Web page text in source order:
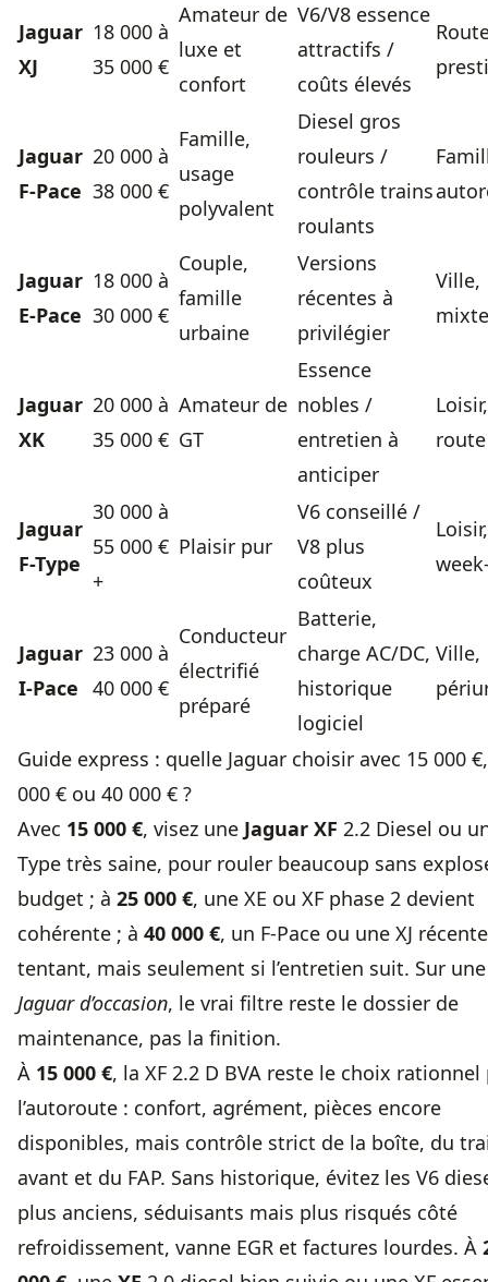
Jaguar
XJ
18 000 à
35 000 €
Amateur de
luxe et
confort
V6/V8 essence
attractifs /
coûts élevés
Jaguar
F-Pace
20 000 à
38 000 €
Famille,
usage
polyvalent
Diesel gros
rouleurs /
contrôle trains
roulants
Jaguar
E-Pace
18 000 à
30 000 €
Couple,
famille
urbaine
Versions
récentes à
privilégier
Ville,
mixte
Jaguar
XK
20 000 à
35 000 €
Amateur de
GT
Essence
nobles /
entretien à
anticiper
Loisir,
route
Jaguar
F-Type
30 000 à
55 000 €
+
Plaisir pur
V6 conseillé /
V8 plus
coûteux
Loisir,
Jaguar
I-Pace
23 000 à
40 000 €
Conducteur
électrifié
préparé
Batterie,
charge AC/DC,
historique
logiciel
Ville,
Guide express : quelle Jaguar choisir avec 15 000
000 € ou 40 000 € ?
Avec 15 000 €, visez une Jaguar XF 2.2 Diesel ou
Type très saine, pour rouler beaucoup sans
budget ; à 25 000 €, une XE ou XF phase 2 devient
cohérente ; à 40 000 €, un F-Pace ou une XJ
tentant, mais seulement si l’entretien suit. Sur une
Jaguar d’occasion, le vrai filtre reste le dossier de
maintenance, pas la finition.
À 15 000 €, la XF 2.2 D BVA reste le choix
l’autoroute : confort, agrément, pièces encore
disponibles, mais contrôle strict de la boîte, du
avant et du FAP. Sans historique, évitez les V6
plus anciens, séduisants mais plus risqués côté
refroidissement, vanne EGR et factures lourdes. À